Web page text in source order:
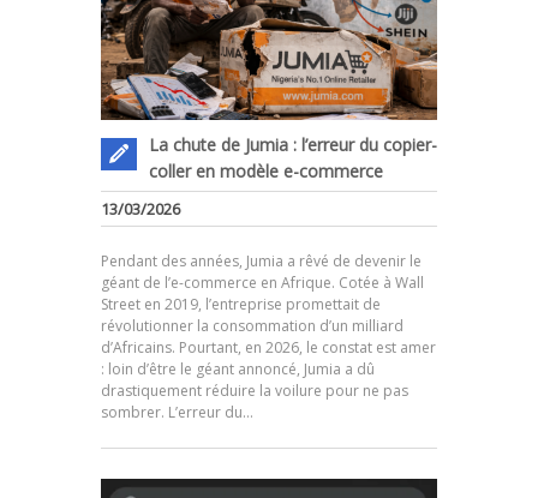
La chute de Jumia : l’erreur du copier-
coller en modèle e-commerce
13/03/2026
Pendant des années, Jumia a rêvé de devenir le
géant de l’e-commerce en Afrique. Cotée à Wall
Street en 2019, l’entreprise promettait de
révolutionner la consommation d’un milliard
d’Africains. Pourtant, en 2026, le constat est amer
: loin d’être le géant annoncé, Jumia a dû
drastiquement réduire la voilure pour ne pas
sombrer. L’erreur du…